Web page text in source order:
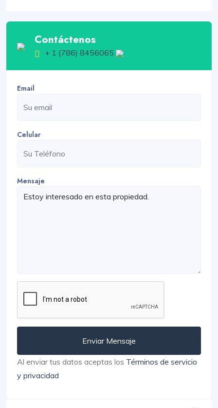
Contáctenos
+ 1 (786) 8456065
Email
Celular
Mensaje
Enviar Mensaje
Al enviar tus datos aceptas los Términos de servicio
y privacidad